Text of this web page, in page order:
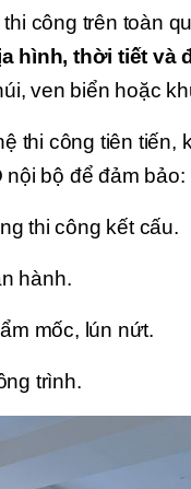
công trên toàn
hình, thời tiết và
ven biển hoặc
thi công tiên tiến,
bộ để đảm bảo:
thi công kết cấu.
hành.
mốc, lún nứt.
trình.